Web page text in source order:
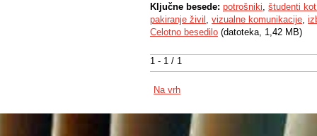
1 - 1 / 1
Ključne besede: potrošniki, študenti
pakiranje živil , vizualne komunikacije,
Celotno besedilo (datoteka, 1,42 MB)
Na vrh